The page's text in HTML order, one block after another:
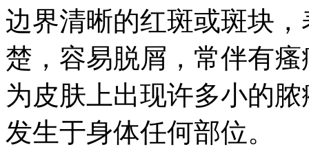
边界清晰的红斑或斑块
楚，容易脱屑，常伴有
为皮肤上出现许多小的
发生于身体任何部位。